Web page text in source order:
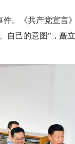
。《共产党宣言
自己的意图”，矗